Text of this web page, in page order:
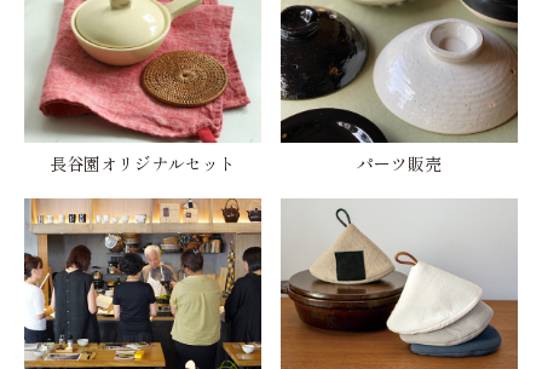
長谷園オリジナルセット パーツ販売